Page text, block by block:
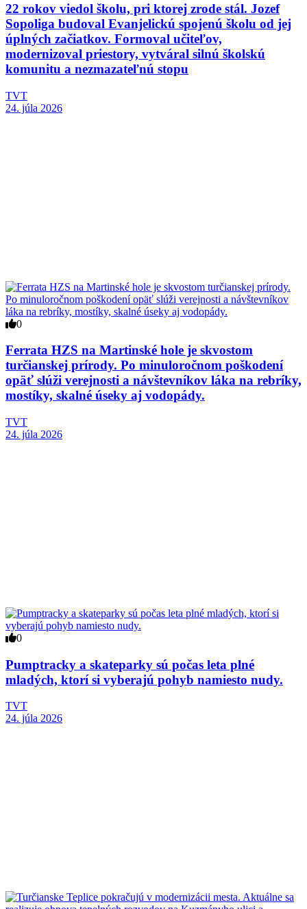
22 rokov viedol školu, pri ktorej zrode stál. Jozef
Sopoliga budoval Evanjelickú spojenú školu od jej
úplných začiatkov. Formoval učiteľov,
modernizoval priestory, vytváral silnú školskú
komunitu a nezmazateľnú stopu
TVT
24. júla 2026
0
Ferrata HZS na Martinské hole je skvostom
turčianskej prírody. Po minuloročnom poškodení
opäť slúži verejnosti a návštevníkov láka na rebríky,
mostíky, skalné úseky aj vodopády.
TVT
24. júla 2026
0
Pumptracky a skateparky sú počas leta plné
mladých, ktorí si vyberajú pohyb namiesto nudy.
TVT
24. júla 2026